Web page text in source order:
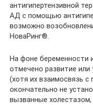
антигипертензивной
АД с помощью
возможно
НоваРинг®.
На фоне беременности
отмечено развитие
(хотя их взаимосвязь
окончательно не
вызванные